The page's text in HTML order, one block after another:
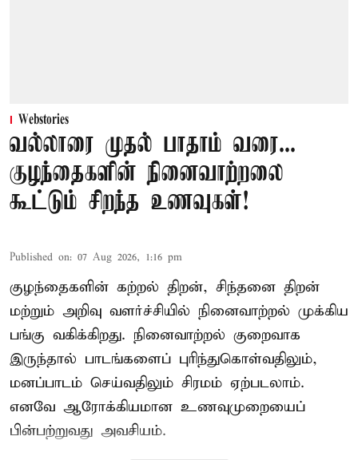
Webstories
வல்லாரை முதல் பாதாம் வரை...
குழந்தைகளின் நினைவாற்றலை
கூட்டும் சிறந்த உணவுகள்!
Published on: 07 Aug 2026, 1:16 pm
குழந்தைகளின் கற்றல் திறன், சிந்தனை திறன்
மற்றும் அறிவு வளர்ச்சியில் நினைவாற்றல் முக்கிய
பங்கு வகிக்கிறது. நினைவாற்றல் குறைவாக
இருந்தால் பாடங்களைப் புரிந்துகொள்வதிலும்,
மனப்பாடம் செய்வதிலும் சிரமம் ஏற்படலாம்.
எனவே ஆரோக்கியமான உணவுமுறையைப்
பின்பற்றுவது அவசியம்.